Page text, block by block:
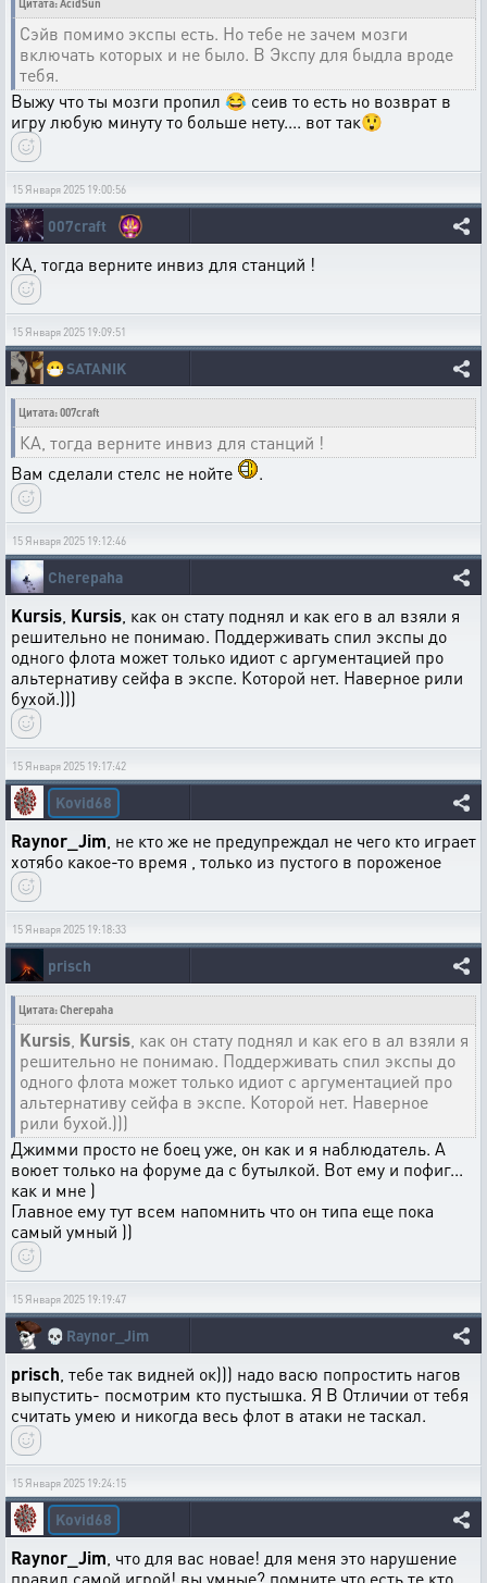
Цитата: AcidSun
Сэйв помимо экспы есть. Но тебе не зачем мозги
включать которых и не было. В Экспу для быдла вроде
тебя.
Выжу что ты мозги пропил 😂 сеив то есть но возврат в
игру любую минуту то больше нету.... вот так😲
15 Января 2025 19:00:56
007craft
КА, тогда верните инвиз для станций !
15 Января 2025 19:09:51
😷SATANIK
Цитата: 007craft
КА, тогда верните инвиз для станций !
Вам сделали стелс не нойте
.
15 Января 2025 19:12:46
Cherepaha
Kursis Kursis , как он стату поднял и как его в ал взяли я
решительно не понимаю. Поддерживать спил экспы до
одного флота может только идиот с аргументацией про
альтернативу сейфа в экспе. Которой нет. Наверное рили
бухой.)))
15 Января 2025 19:17:42
Kovid68
Raynor_Jim , не кто же не предупреждал не чего кто играет
хотябо какое-то время , только из пустого в пороженое
15 Января 2025 19:18:33
prisch
Цитата: Cherepaha
Kursis Kursis , как он стату поднял и как его в ал взяли я
решительно не понимаю. Поддерживать спил экспы до
одного флота может только идиот с аргументацией про
альтернативу сейфа в экспе. Которой нет. Наверное
рили бухой.)))
Джимми просто не боец уже, он как и я наблюдатель. А
воюет только на форуме да с бутылкой. Вот ему и пофиг...
как и мне )
Главное ему тут всем напомнить что он типа еще пока
самый умный ))
15 Января 2025 19:19:47
💀 Raynor_Jim
prisch , тебе так видней ок))) надо васю попростить нагов
выпустить- посмотрим кто пустышка. Я В Отличии от тебя
считать умею и никогда весь флот в атаки не таскал.
15 Января 2025 19:24:15
Kovid68
Raynor_Jim , что для вас новае! для меня это нарушение
правил самой игрой! вы умные? помните что есть те кто